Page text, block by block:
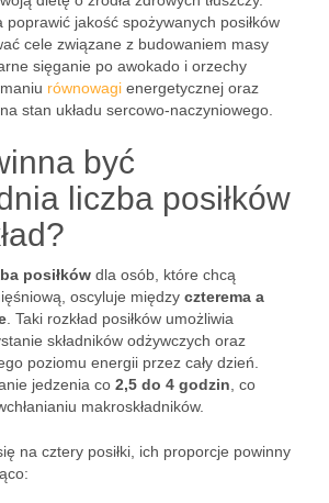
poprawić jakość spożywanych posiłków
cele związane z budowaniem masy
sięganie po awokado i orzechy
równowagi energetycznej oraz
stan układu sercowo-naczyniowego.
być
liczba posiłków
posiłków dla osób, które chcą
oscyluje między czterema a
. Taki rozkład posiłków umożliwia
składników odżywczych oraz
poziomu energii przez cały dzień.
jedzenia co 2,5 do 4 godzin , co
makroskładników.
na cztery posiłki, ich proporcje powinny